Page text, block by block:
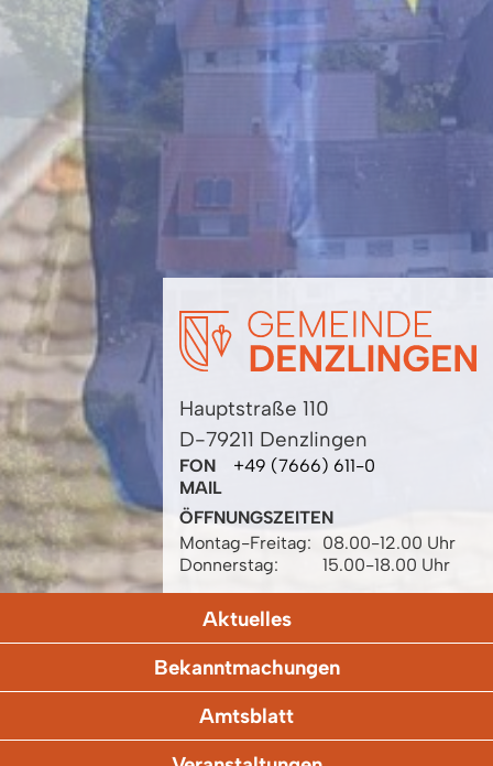
Hauptstraße 110
D-79211 Denzlingen
FON
+49 (7666) 611-0
MAIL
ÖFFNUNGSZEITEN
Montag-Freitag:
08.00-12.00 Uhr
Donnerstag:
15.00-18.00 Uhr
Aktuelles
Bekanntmachungen
Amtsblatt